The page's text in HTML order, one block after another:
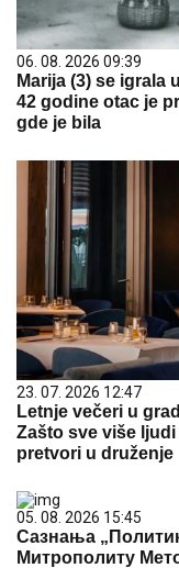
06. 08. 2026 09:39
Marija (3) se igrala
42 godine otac je
gde je bila
23. 07. 2026 12:47
Letnje večeri u
Zašto sve više
pretvori u druženje
05. 08. 2026 15:45
Сазнања
Митрополиту